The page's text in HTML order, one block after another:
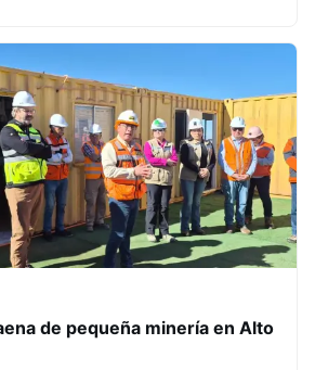
de pequeña minería en Alto